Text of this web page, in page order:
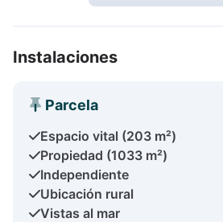
Instalaciones
Parcela
Espacio vital (203 m²)
Propiedad (1033 m²)
Independiente
Ubicación rural
Vistas al mar